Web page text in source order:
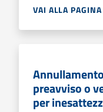
VAI ALLA PAGINA
preavviso o
per